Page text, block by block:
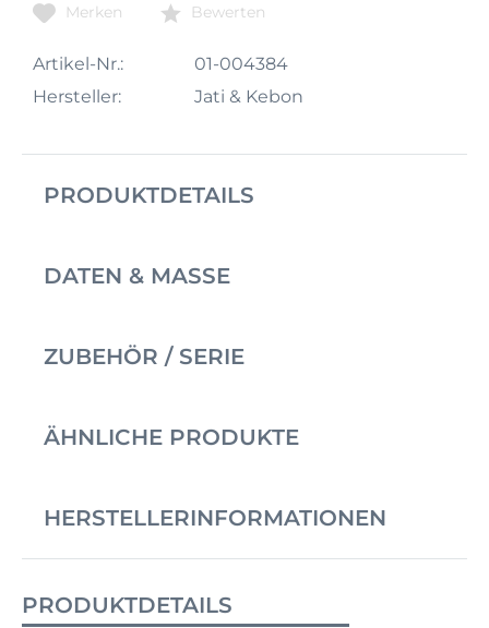
Merken Bewerten
Artikel-Nr.:
01-004384
Hersteller:
Jati & Kebon
PRODUKTDETAILS
DATEN & MASSE
ZUBEHÖR / SERIE
ÄHNLICHE PRODUKTE
HERSTELLERINFORMATIONEN
PRODUKTDETAILS